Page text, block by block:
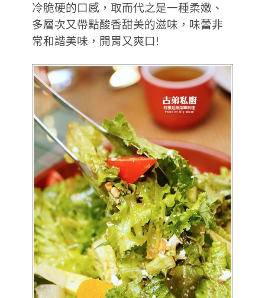
冷脆硬的口感，取而代之是一種柔嫩、
多層次又帶點酸香甜美的滋味，味蕾非
常和諧美味，開胃又爽口!